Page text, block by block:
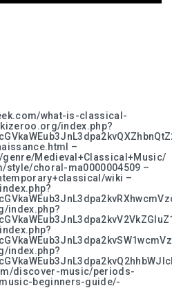
what-is-classical-
index.php?
–
Medieval+Classical+Music/
style/choral-ma0000004509 –
wiki –
index.php?
index.php?
discover-music/periods-
beginners-guide/-